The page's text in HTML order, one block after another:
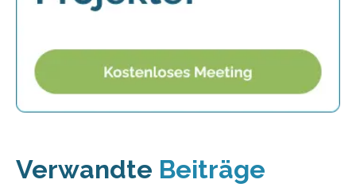
Verwandte Beiträge